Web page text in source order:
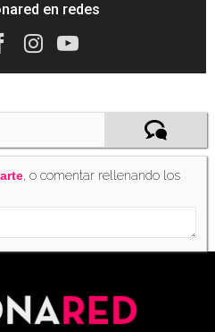
en redes
, o comentar rellenando los